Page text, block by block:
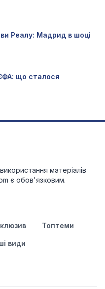
Реалу: Мадрид в шоці
що сталося
матеріалів
є обов'язковим.
Топтеми
види